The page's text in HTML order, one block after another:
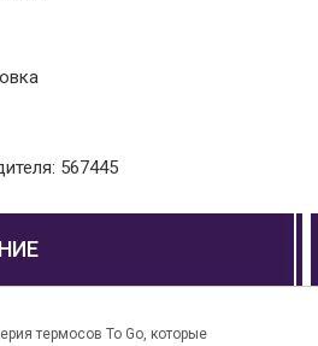
567445
термосов To Go, которые